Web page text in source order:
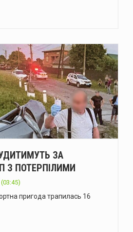
ЗА
З ПОТЕРПІЛИМИ
пригода трапилась 16